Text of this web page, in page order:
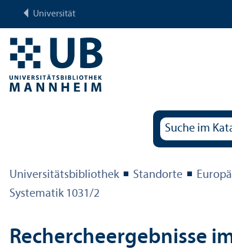
Universität
Universitäts­bibliothek Standorte
Systematik 1031/2
Rechercheergebnisse